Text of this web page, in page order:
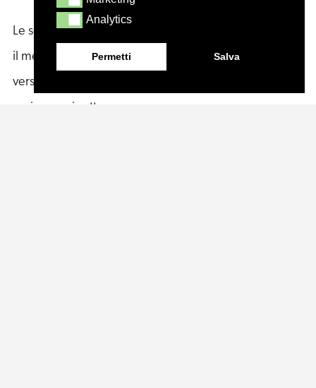
AnalyticsAnalytics
Permetti Salva
Le schede tecniche del prodotto possono differire tra
il mercato globale e quello statunitense. Entrambe le
versioni sono disponibili per il download nella
sezione qui sotto.